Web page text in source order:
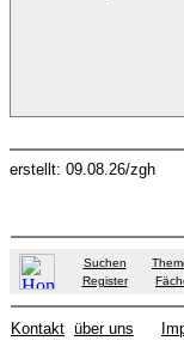
erstellt: 09.08.26/zgh
Suchen
Register
Kontakt über uns